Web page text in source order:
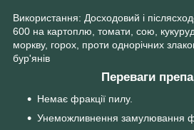
Використання: Досходовий і
600 на картоплю, томати, сою,
моркву, горох, проти однорічних
бур'янів
Переваги
Немає фракції пилу.
Унеможливнення замулювання